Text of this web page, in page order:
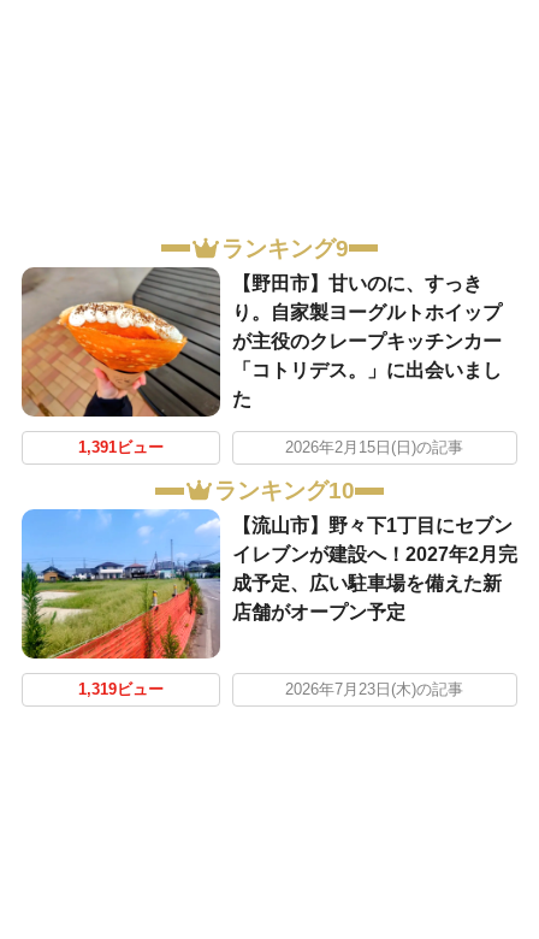
ランキング9
【野田市】甘いのに、すっき
り。自家製ヨーグルトホイップ
が主役のクレープキッチンカー
「コトリデス。」に出会いまし
た
1,391ビュー 2026年2月15日(日)の記事
ランキング10
【流山市】野々下1丁目にセブン
イレブンが建設へ！2027年2月完
成予定、広い駐車場を備えた新
店舗がオープン予定
1,319ビュー 2026年7月23日(木)の記事